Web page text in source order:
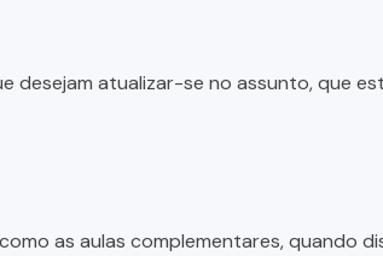
atualizar-se no assunto, que
as aulas complementares, quando